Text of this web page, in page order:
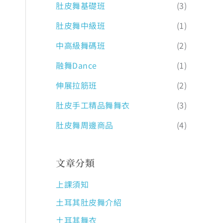
肚皮舞基礎班
(3)
肚皮舞中級班
(1)
中高級舞碼班
(2)
融舞Dance
(1)
伸展拉筋班
(2)
肚皮手工精品舞舞衣
(3)
肚皮舞周邊商品
(4)
文章分類
上課須知
土耳其肚皮舞介紹
土耳其舞衣